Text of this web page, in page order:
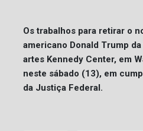
Os trabalhos para retirar o
americano Donald Trump
artes Kennedy Center, em
neste sábado (13), em
da Justiça Federal.